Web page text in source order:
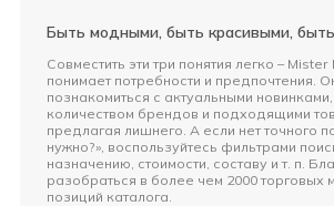
Быть модными, быть красивыми,
Совместить эти три понятия легко –
понимает потребности и предпочтения.
познакомиться с актуальными
количеством брендов и подходящими
предлагая лишнего. А если нет точного
нужно?», воспользуйтесь фильтрами
назначению, стоимости, составу и т. п.
разобраться в более чем 2000 торговых
позиций каталога.